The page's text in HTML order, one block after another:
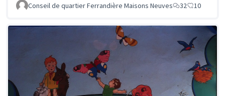
Conseil de quartier Ferrandière Maisons Neuves
32 10